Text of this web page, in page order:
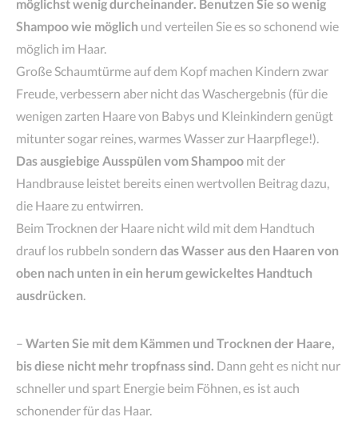
möglichst wenig durcheinander. Benutzen Sie so wenig
Shampoo wie möglich und verteilen Sie es so schonend wie
möglich im Haar.
Große Schaumtürme auf dem Kopf machen Kindern zwar
Freude, verbessern aber nicht das Waschergebnis (für die
wenigen zarten Haare von Babys und Kleinkindern genügt
mitunter sogar reines, warmes Wasser zur Haarpflege!).
Das ausgiebige Ausspülen vom Shampoo mit der
Handbrause leistet bereits einen wertvollen Beitrag dazu,
die Haare zu entwirren.
Beim Trocknen der Haare nicht wild mit dem Handtuch
drauf los rubbeln sondern das Wasser aus den Haaren von
oben nach unten in ein herum gewickeltes Handtuch
ausdrücken.
– Warten Sie mit dem Kämmen und Trocknen der Haare,
bis diese nicht mehr tropfnass sind. Dann geht es nicht nur
schneller und spart Energie beim Föhnen, es ist auch
schonender für das Haar.